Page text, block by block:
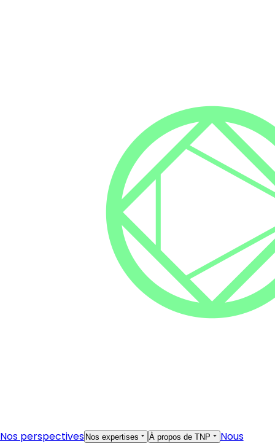
Nos perspectives Nos expertises À propos de TNP
Nous